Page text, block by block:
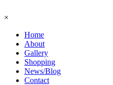
×
Home
About
Gallery
Shopping
News/Blog
Contact